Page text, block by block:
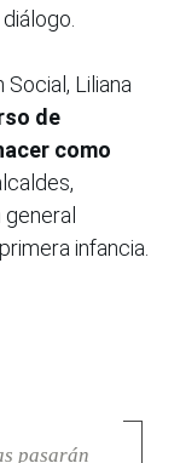
Liliana
de
como
infancia.
pasarán